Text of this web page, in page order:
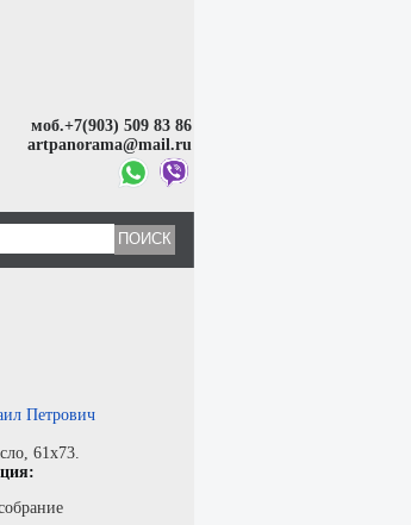
моб.+7(903) 509 83 86
artpanorama@mail.ru
Петрович
, 61x73.